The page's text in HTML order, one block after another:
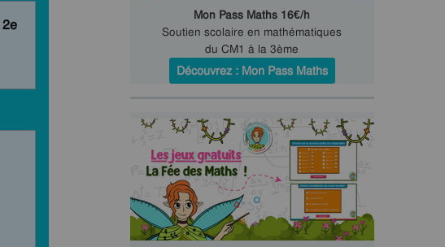
2e
Mon Pass Maths 16€/h
Soutien scolaire en mathématiques
du CM1 à la 3ème
Découvrez : Mon Pass Maths